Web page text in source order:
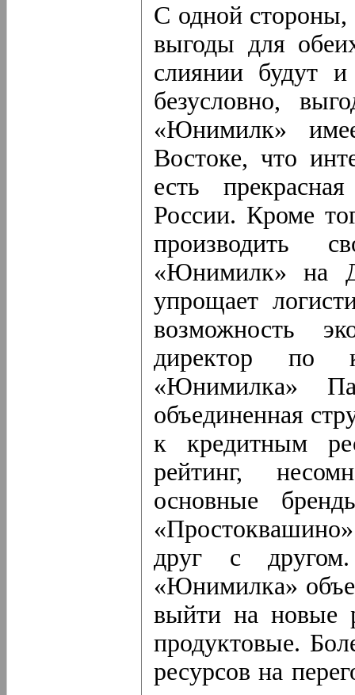
С одной стороны,
выгоды для
слиянии будут
безусловно,
«Юнимилк»
Востоке, что
есть
России. Кроме
производить
«Юнимилк» на
упрощает
возможность
директор по
«Юнимилка»
объединенная
к кредитным
рейтинг,
основные
друг с
«Юнимилка»
выйти на новые
продуктовые.
ресурсов на